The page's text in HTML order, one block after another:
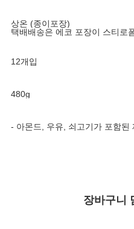
상온 (종이포장)
택배배송은 에코 포장이 스티로
12개입
480g
- 아몬드, 우유, 쇠고기가 포함된
장바구니